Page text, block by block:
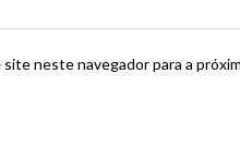
site neste navegador para a